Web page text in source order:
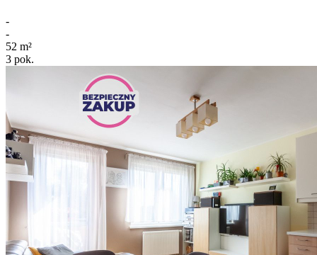
-
-
52 m²
3 pok.